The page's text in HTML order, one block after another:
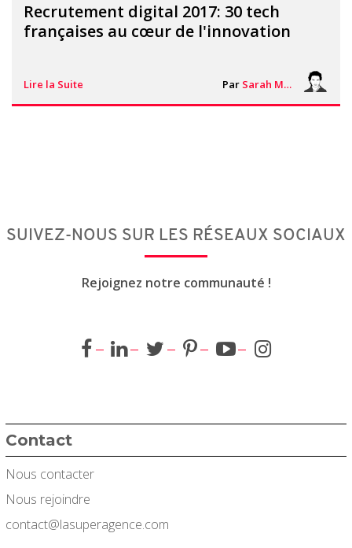
Recrutement digital 2017: 30 tech
françaises au cœur de l'innovation
Lire la Suite Par Sarah Mouton
SUIVEZ-NOUS SUR LES RÉSEAUX SOCIAUX
Rejoignez notre communauté !
Contact
Nous contacter
Nous rejoindre
contact@lasuperagence.com